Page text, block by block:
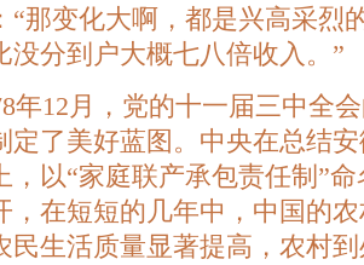
“那变化大啊，都是兴高采烈
没分到户大概七八倍收入。”
年12月，党的十一届三中全
定了美好蓝图。中央在总结
，以“家庭联产承包责任制”
，在短短的几年中，中国的
民生活质量显著提高，农村